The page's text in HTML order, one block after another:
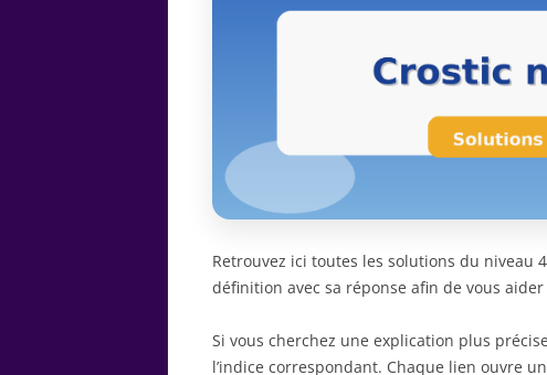
Retrouvez ici toutes les solutions du niveau
définition avec sa réponse afin de vous
Si vous cherchez une explication plus
l’indice correspondant. Chaque lien ouvre